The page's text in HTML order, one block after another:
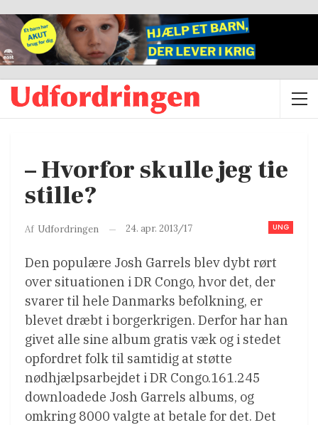
– Hvorfor skulle jeg tie
stille?
UNG
Af Udfordringen 24. apr. 2013/17
Den populære Josh Garrels blev dybt rørt
over situationen i DR Congo, hvor det, der
svarer til hele Danmarks befolkning, er
blevet dræbt i borgerkrigen. Derfor har han
givet alle sine album gratis væk og i stedet
opfordret folk til samtidig at støtte
nødhjælpsarbejdet i DR Congo.161.245
downloadede Josh Garrels albums, og
omkring 8000 valgte at betale for det. Det